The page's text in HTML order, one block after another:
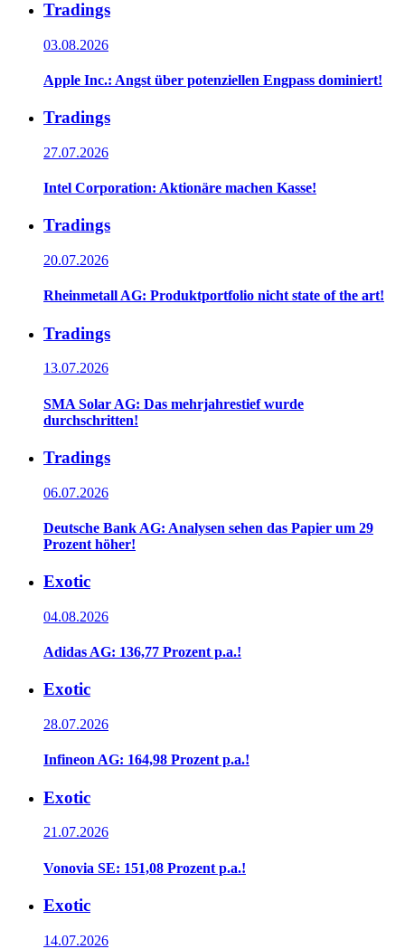
Tradings
03.08.2026
Apple Inc.: Angst über potenziellen Engpass dominiert!
Tradings
27.07.2026
Intel Corporation: Aktionäre machen Kasse!
Tradings
20.07.2026
Rheinmetall AG: Produktportfolio nicht state of the art!
Tradings
13.07.2026
SMA Solar AG: Das mehrjahrestief wurde
durchschritten!
Tradings
06.07.2026
Deutsche Bank AG: Analysen sehen das Papier um 29
Prozent höher!
Exotic
04.08.2026
Adidas AG: 136,77 Prozent p.a.!
Exotic
28.07.2026
Infineon AG: 164,98 Prozent p.a.!
Exotic
21.07.2026
Vonovia SE: 151,08 Prozent p.a.!
Exotic
14.07.2026